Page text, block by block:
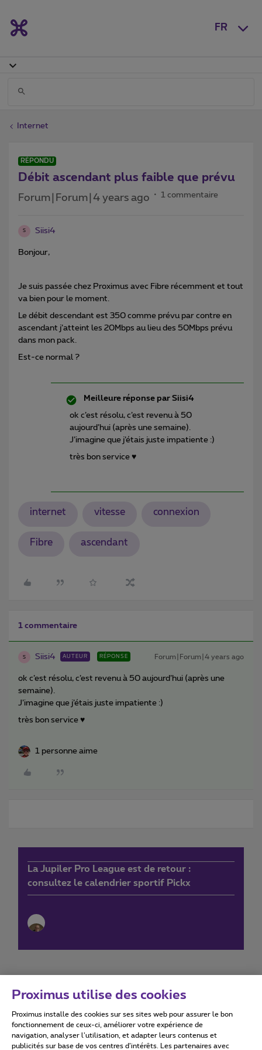
FR
Internet
RÉPONDU
Débit ascendant plus faible que prévu
Forum|Forum|4 years ago 1 commentaire
S Siisi4
Bonjour,
Je suis passée chez Proximus avec Fibre récemment et tout
va bien pour le moment.
Le débit descendant est 350 comme prévu par contre en
ascendant j’atteint les 20Mbps au lieu des 50Mbps prévu
dans mon pack.
Est-ce normal ?
Meilleure réponse par Siisi4
ok c’est résolu, c’est revenu à 50
aujourd’hui (après une semaine).
J’imagine que j’étais juste impatiente :)
très bon service ♥
internet vitesse connexion
Fibre ascendant
1 commentaire
S Siisi4 AUTEUR RÉPONSE Forum|Forum|4 years ago
ok c’est résolu, c’est revenu à 50 aujourd’hui (après une
semaine).
J’imagine que j’étais juste impatiente :)
très bon service ♥
1 personne aime
La Jupiler Pro League est de retour :
consultez le calendrier sportif Pickx
Conditions d'utilisation Accessibility statement
Proximus utilise des cookies
Proximus installe des cookies sur ses sites web pour assurer le bon
fonctionnement de ceux-ci, améliorer votre expérience de
navigation, analyser l’utilisation, et adapter leurs contenus et
publicités sur base de vos centres d’intérêts. Les partenaires avec